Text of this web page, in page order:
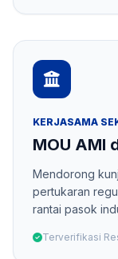
KERJASAMA
MOU AMI
Mendorong
pertukaran
rantai pasok
Terverifikasi